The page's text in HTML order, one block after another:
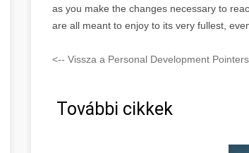
as you make the changes necessary to
are all meant to enjoy to its very fullest,
<-- Vissza a Personal Development
További cikkek